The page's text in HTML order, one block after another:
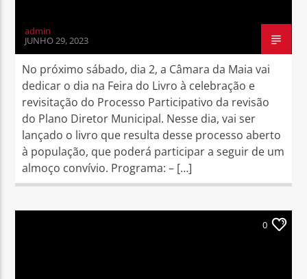
admin
JUNHO 29, 2023
No próximo sábado, dia 2, a Câmara da Maia vai
dedicar o dia na Feira do Livro à celebração e
revisitação do Processo Participativo da revisão
do Plano Diretor Municipal. Nesse dia, vai ser
lançado o livro que resulta desse processo aberto
à população, que poderá participar a seguir de um
almoço convívio. Programa: – […]
0